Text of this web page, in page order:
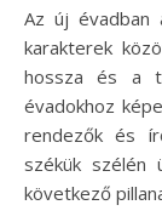
Az új évadban
karakterek
hossza és a
évadokhoz
rendezők és
székük
következő